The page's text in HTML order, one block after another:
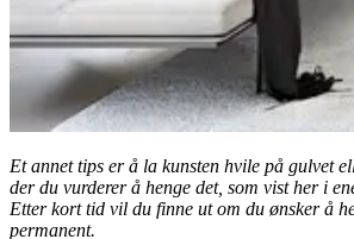
Et annet tips er å la kunsten hvile på gulvet
der du vurderer å henge det, som vist her i
Etter kort tid vil du finne ut om du ønsker å
permanent.